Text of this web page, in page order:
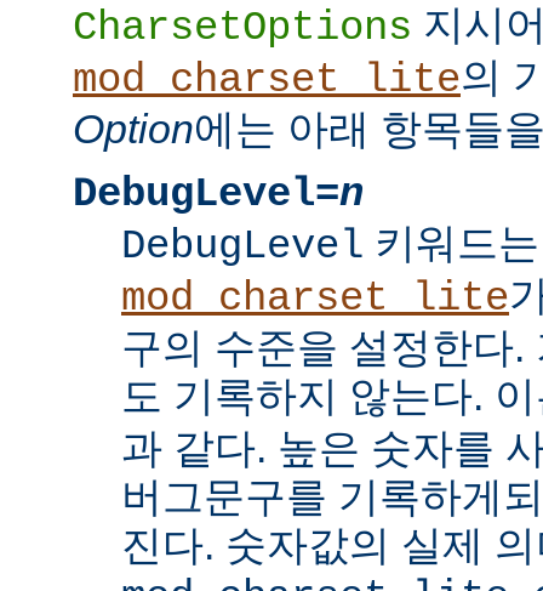
CharsetOptions 지시
mod_charset_lite의
Option에는 아래 항목들
DebugLevel=n
DebugLevel 키워드는
mod_charset_lite
구의 수준을 설정한다.
도 기록하지 않는다.
과 같다. 높은 숫자를
버그문구를 기록하게
진다. 숫자값의 실제